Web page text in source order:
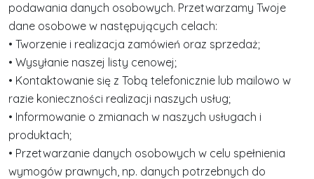
podawania danych osobowych. Przetwarzamy Twoje
dane osobowe w następujących celach:
• Tworzenie i realizacja zamówień oraz sprzedaż;
• Wysyłanie naszej listy cenowej;
• Kontaktowanie się z Tobą telefonicznie lub mailowo w
razie konieczności realizacji naszych usług;
• Informowanie o zmianach w naszych usługach i
produktach;
• Przetwarzanie danych osobowych w celu spełnienia
wymogów prawnych, np. danych potrzebnych do